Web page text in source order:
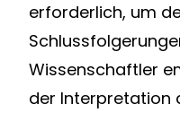
erforderlich, um
Wissenschaftler
der Interpretation